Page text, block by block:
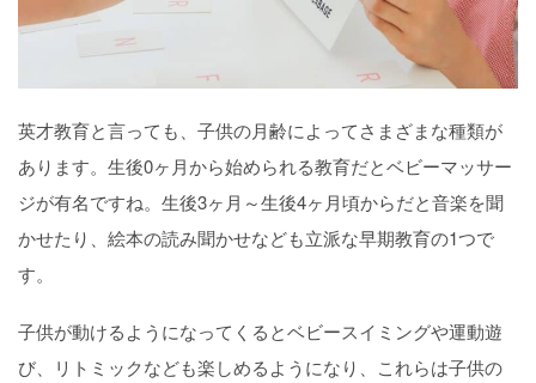
英才教育と言っても、子供の月齢によってさまざまな種類が
あります。生後0ヶ月から始められる教育だとベビーマッサー
ジが有名ですね。生後3ヶ月～生後4ヶ月頃からだと音楽を聞
かせたり、絵本の読み聞かせなども立派な早期教育の1つで
す。
子供が動けるようになってくるとベビースイミングや運動遊
び、リトミックなども楽しめるようになり、これらは子供の